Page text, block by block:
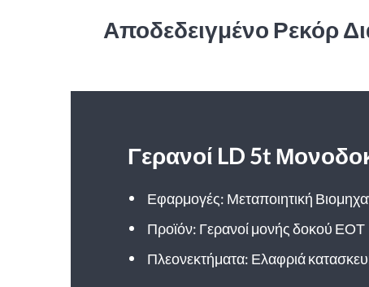
Αποδεδειγμένο Ρεκόρ
Γερανοί LD 5t
Εφαρμογές: Μεταποιητική
Προϊόν: Γερανοί μονής δοκού ΕΟΤ
Πλεονεκτήματα: Ελαφριά